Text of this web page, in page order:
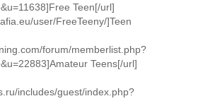
Teen[/url]
user/FreeTeeny/]Teen
forum/memberlist.php?
Teens[/url]
includes/guest/index.php?